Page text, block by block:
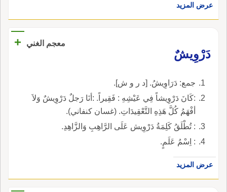
عرض المزيد
معجم الغني
+
دَرْوِيشٌ
جمع: دَرَاوِيشُ. [د ر و ش].
:كَانَ دَرْوِيشاً فِي عَيْشِهِ : فَقِيراً. :أنَا رَجلٌ دَرْوِيشٌ وَلاَ
أفْهَمُ كُلَّ هَذِهِ التَّعْقِيدَاتِ. (غسان كنفاني).
: تُطْلَقُ كَلِمَةُ دَرْوِيش عَلَى الرَّاهِبِ وَالزَّاهِدِ.
: اِسْمُ عَلَمٍ.
عرض المزيد